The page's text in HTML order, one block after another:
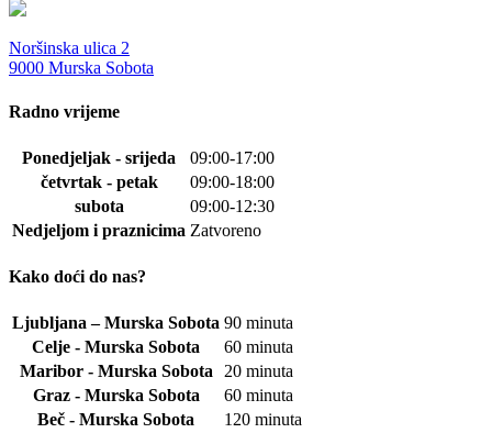
Noršinska ulica 2
9000 Murska Sobota
Radno vrijeme
Ponedjeljak - srijeda
09:00-17:00
četvrtak - petak
09:00-18:00
subota
09:00-12:30
Nedjeljom i praznicima Zatvoreno
Kako doći do nas?
Ljubljana – Murska Sobota 90 minuta
Celje - Murska Sobota
60 minuta
Maribor - Murska Sobota
20 minuta
Graz - Murska Sobota
60 minuta
Beč - Murska Sobota
120 minuta